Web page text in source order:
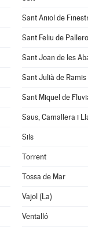
Sant Aniol de
Sant Feliu de
Sant Joan de les
Sant Julià de Ramis
Sant Miquel de
Saus, Camallera i
Sils
Torrent
Tossa de Mar
Vajol (La)
Ventalló